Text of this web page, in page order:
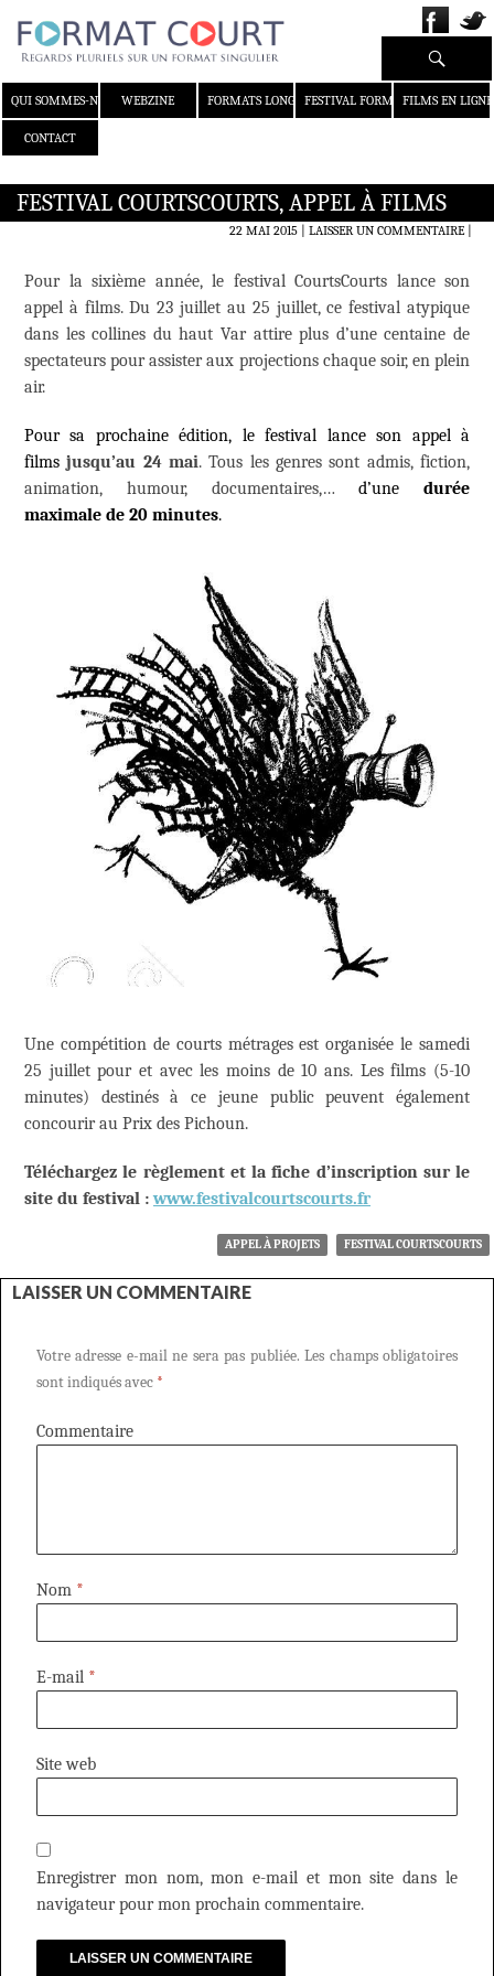
QUI SOMMES-NOUS ?WEBZINE FORMATS LONGS FESTIVAL FORMAT COURT
FILMS EN LIGNE
CONTACT
Recherche
FESTIVAL COURTSCOURTS, APPEL À FILMS
22 MAI 2015 LAISSER UN COMMENTAIRE|
Pour la sixième année, le festival CourtsCourts lance son
appel à films. Du 23 juillet au 25 juillet, ce festival atypique
dans les collines du haut Var attire plus d’une centaine de
spectateurs pour assister aux projections chaque soir, en plein
air.
Pour sa prochaine édition, le festival lance son appel à
filmsjusqu’au 24 mai. Tous les genres sont admis, fiction,
animation, humour, documentaires,… d’une durée
maximale de 20 minutes.
Une compétition de courts métrages est organisée le samedi
25 juillet pour et avec les moins de 10 ans. Les films (5-10
minutes) destinés à ce jeune public peuvent également
concourir au Prix des Pichoun.
Téléchargez le règlement et la fiche d’inscription sur le
site du festival :www.festivalcourtscourts.fr
APPEL À PROJETS FESTIVAL COURTSCOURTS
LAISSER UN COMMENTAIRE
Votre adresse e-mail ne sera pas publiée. Les champs obligatoires
sont indiqués avec *
Commentaire
Nom *
E-mail *
Site web
Enregistrer mon nom, mon e-mail et mon site dans le
navigateur pour mon prochain commentaire.